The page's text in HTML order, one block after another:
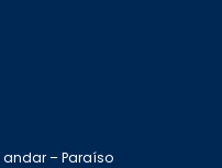
andar – Paraíso